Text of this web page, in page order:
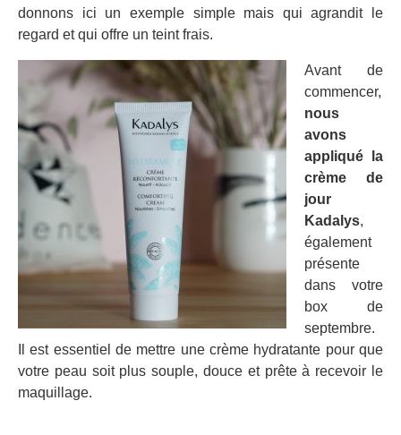
donnons ici un exemple simple mais qui agrandit le
regard et qui offre un teint frais.
Avant de
commencer,
nous
avons
appliqué la
crème de
jour
Kadalys,
également
présente
dans votre
box de
septembre.
Il est essentiel de mettre une crème hydratante pour que
votre peau soit plus souple, douce et prête à recevoir le
maquillage.